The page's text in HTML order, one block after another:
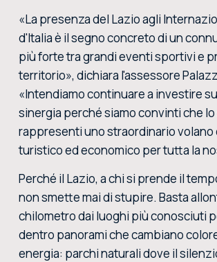
«La presenza del Lazio agli
d'Italia è il segno concreto di un
più forte tra grandi eventi sportivi e
territorio», dichiara l'assessore
«Intendiamo continuare a investire
sinergia perché siamo convinti che
rappresenti uno straordinario volano
turistico ed economico per tutta la
Perché il Lazio, a chi si prende il
non smette mai di stupire. Basta
chilometro dai luoghi più conosciuti
dentro panorami che cambiano
energia: parchi naturali dove il